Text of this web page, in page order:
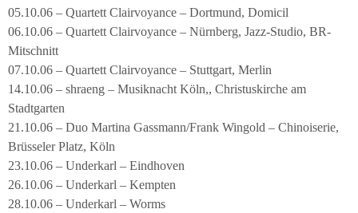
05.10.06 – Quartett Clairvoyance – Dortmund, Domicil
06.10.06 – Quartett Clairvoyance – Nürnberg, Jazz-Studio, BR-
Mitschnitt
07.10.06 – Quartett Clairvoyance – Stuttgart, Merlin
14.10.06 – shraeng – Musiknacht Köln,, Christuskirche am
Stadtgarten
21.10.06 – Duo Martina Gassmann/Frank Wingold – Chinoiserie,
Brüsseler Platz, Köln
23.10.06 – Underkarl – Eindhoven
26.10.06 – Underkarl – Kempten
28.10.06 – Underkarl – Worms